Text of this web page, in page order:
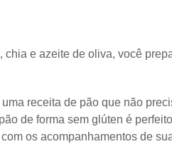
chia e azeite de oliva, você
receita de pão que não
de forma sem glúten é
os acompanhamentos de